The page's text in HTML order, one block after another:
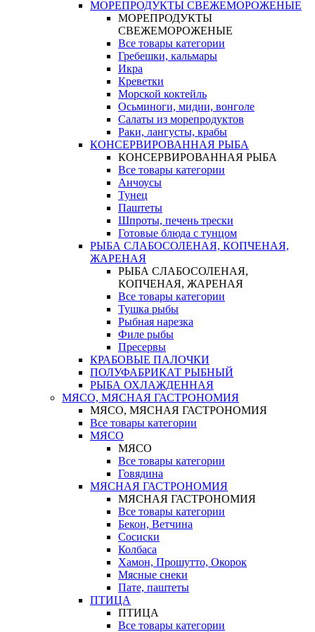
МОРЕПРОДУКТЫ СВЕЖЕМОРОЖЕНЫЕ
МОРЕПРОДУКТЫ
СВЕЖЕМОРОЖЕНЫЕ
Все товары категории
Гребешки, кальмары
Икра
Креветки
Морской коктейль
Осьминоги, мидии, вонголе
Салаты из морепродуктов
Раки, лангусты, крабы
КОНСЕРВИРОВАННАЯ РЫБА
КОНСЕРВИРОВАННАЯ РЫБА
Все товары категории
Анчоусы
Тунец
Паштеты
Шпроты, печень трески
Готовые блюда с тунцом
РЫБА СЛАБОСОЛЕНАЯ, КОПЧЕНАЯ,
ЖАРЕНАЯ
РЫБА СЛАБОСОЛЕНАЯ,
КОПЧЕНАЯ, ЖАРЕНАЯ
Все товары категории
Тушка рыбы
Рыбная нарезка
Филе рыбы
Пресервы
КРАБОВЫЕ ПАЛОЧКИ
ПОЛУФАБРИКАТ РЫБНЫЙ
РЫБА ОХЛАЖДЕННАЯ
МЯСО, МЯСНАЯ ГАСТРОНОМИЯ
МЯСО, МЯСНАЯ ГАСТРОНОМИЯ
Все товары категории
МЯСО
МЯСО
Все товары категории
Говядина
МЯСНАЯ ГАСТРОНОМИЯ
МЯСНАЯ ГАСТРОНОМИЯ
Все товары категории
Бекон, Ветчина
Сосиски
Колбаса
Хамон, Прошутто, Окорок
Мясные снеки
Пате, паштеты
ПТИЦА
ПТИЦА
Все товары категории